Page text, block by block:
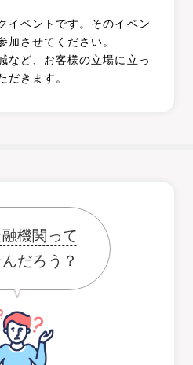
イベントです。そのイベン
加させてください。
など、お客様の立場に立っ
だきます。
機関って
だろう？